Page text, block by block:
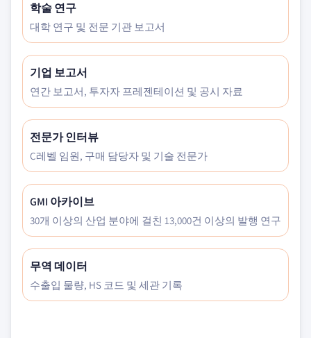
학술 연구
대학 연구 및 전문 기관 보고서
기업 보고서
연간 보고서, 투자자 프레젠테이션 및 공시 자료
전문가 인터뷰
C레벨 임원, 구매 담당자 및 기술 전문가
GMI 아카이브
30개 이상의 산업 분야에 걸친 13,000건 이상의 발행 연구
무역 데이터
수출입 물량, HS 코드 및 세관 기록